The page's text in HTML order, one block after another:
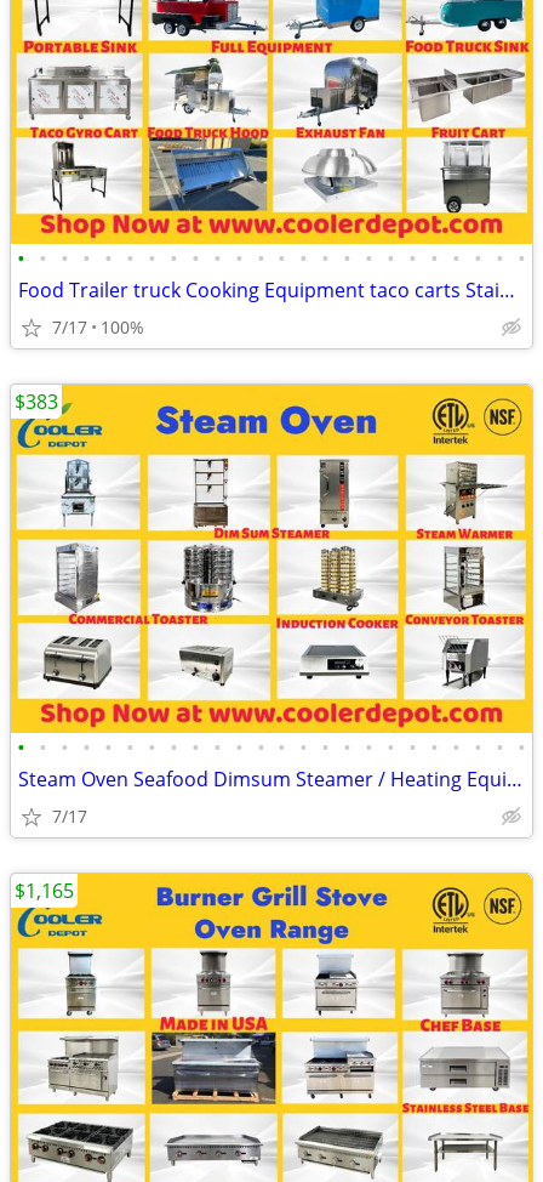
• • • • • • • • • • • • • • • • • • • • • • • •
Food Trailer truck Cooking Equipment taco carts Stainless Steel Stand
7/17 100%
• • • • • • • • • • • • • • • • • • • • • • • •
Steam Oven Seafood Dimsum Steamer / Heating Equipment / Toaster
7/17
$383
$1,165